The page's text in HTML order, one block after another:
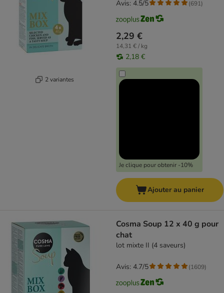
2 variantes
2,29 €
14,31 € / kg
2,18 €
Je clique pour obtenir -10%
Avis: 4.5/5 (691)
Ajouter au panier
Cosma Soup 12 x 40 g pour
chat
lot mixte II (4 saveurs)
Avis: 4.7/5 (1609)